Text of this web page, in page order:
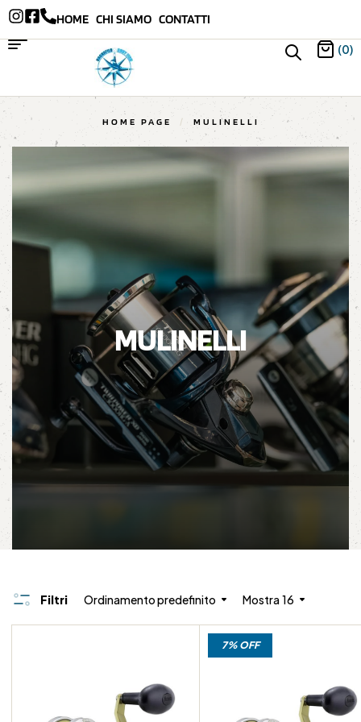
HOME CHI SIAMO CONTATTI
(0)
HOME PAGE / MULINELLI
MULINELLI
Filtri Ordinamento predefinito Mostra16
7% OFF